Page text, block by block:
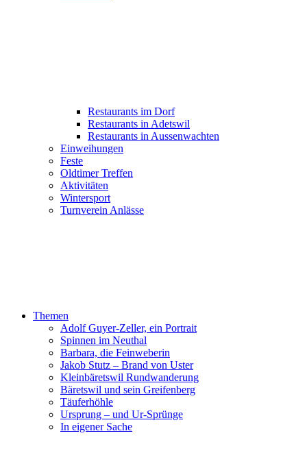
Restaurants im Dorf
Restaurants in Adetswil
Restaurants in Aussenwachten
Einweihungen
Feste
Oldtimer Treffen
Aktivitäten
Wintersport
Turnverein Anlässe
Themen
Adolf Guyer-Zeller, ein Portrait
Spinnen im Neuthal
Barbara, die Feinweberin
Jakob Stutz – Brand von Uster
Kleinbäretswil Rundwanderung
Bäretswil und sein Greifenberg
Täuferhöhle
Ursprung – und Ur-Sprünge
In eigener Sache